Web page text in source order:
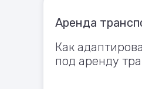
Как
под аренду
Аренда